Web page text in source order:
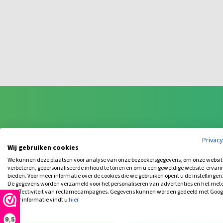
9,5
Bijbehorende
Wij gebruiken cookies
We kunnen deze plaatsen voor analyse van onze bezoekersgegevens, om onze
verbeteren, gepersonaliseerde inhoud te tonen en om u een geweldige website-
bieden. Voor meer informatie over de cookies die we gebruiken opent u de instellingen.
De gegevens worden verzameld voor het personaliseren van advertenties en het
de effectiviteit van reclamecampagnes. Gegevens kunnen worden gedeeld met
meer informatie vindt uhier.